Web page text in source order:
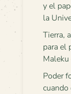
y el
la
Tierra,
para el
Maleku
Poder